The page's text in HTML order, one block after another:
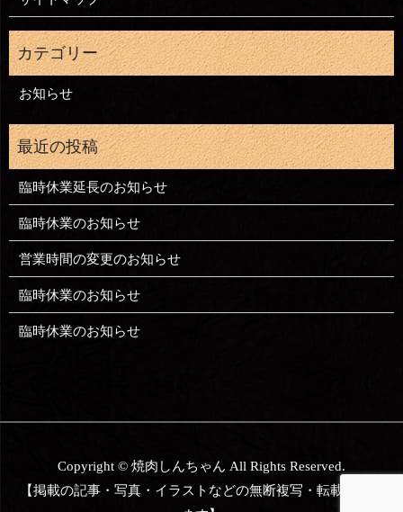
お知らせ
臨時休業延長のお知らせ
臨時休業のお知らせ
営業時間の変更のお知らせ
臨時休業のお知らせ
臨時休業のお知らせ
Copyright © 焼肉しんちゃん All Rights Reserved.
【掲載の記事・写真・イラストなどの無断複写・転載を禁じ